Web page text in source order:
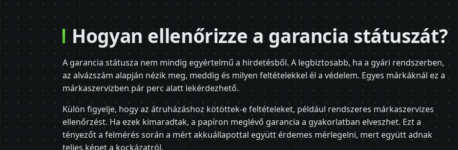
Hogyan ellenőrizze a garancia státuszát?
A garancia státusza nem mindig egyértelmű a hirdetésből. A legbiztosabb, ha a gyári rendszerben,
az alvázszám alapján nézik meg, meddig és milyen feltételekkel él a védelem. Egyes márkáknál ez a
márkaszervizben pár perc alatt lekérdezhető.
Külön figyelje, hogy az átruházáshoz kötöttek-e feltételeket, például rendszeres márkaszervizes
ellenőrzést. Ha ezek kimaradtak, a papíron meglévő garancia a gyakorlatban elveszhet. Ezt a
tényezőt a felmérés során a mért akkuállapottal együtt érdemes mérlegelni, mert együtt adnak
teljes képet a kockázatról.